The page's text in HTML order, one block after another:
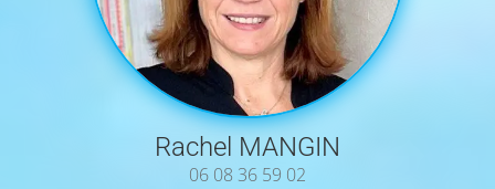
Rachel MANGIN
06 08 36 59 02